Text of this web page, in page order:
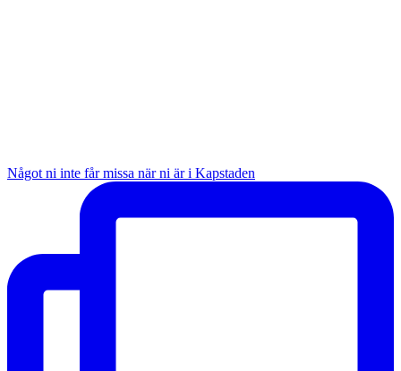
Något ni inte får missa när ni är i Kapstaden